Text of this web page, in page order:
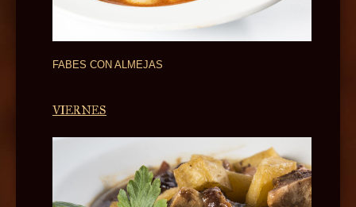
FABES CON ALMEJAS
VIERNES